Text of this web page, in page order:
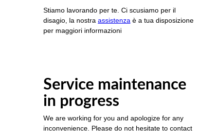
Stiamo lavorando per te. Ci scusiamo per il
disagio, la nostra assistenza è a tua disposizione
per maggiori informazioni
Service maintenance
in progress
We are working for you and apologize for any
inconvenience. Please do not hesitate to contact